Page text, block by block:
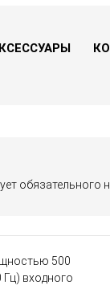
обязательного
500
входного